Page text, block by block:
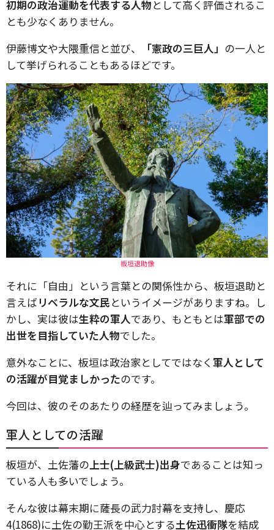
初期の政治運動を代表する人物として高く評価されるこ
とも少なくありません。
伊藤博文や大隈重信と並び、
「憲政の三巨人」 の一人と
して挙げられることもあるほどです。
板垣退助像
それに「自由」という言葉との関係性から、板垣退助と
言えばリベラルな文民というイメージがありますね。し
かし、実は彼は生粋の軍人であり、もともとは軍部での
出世を目指していた人物でした。
意外なことに、板垣は政治家としてではなく 軍人として
の活躍が目覚ましかったのです。
今回は、彼のそのあたりの経歴を辿ってみましょう。
軍人としての活躍
板垣が、土佐藩の上士(上級武士)出身であることは知っ
ている人も多いでしょう。
そんな彼は幕末期に薩長の武力討幕を支持し、慶応
4(1868)に土佐の勤王派を中心とする土佐迅衝隊を結成